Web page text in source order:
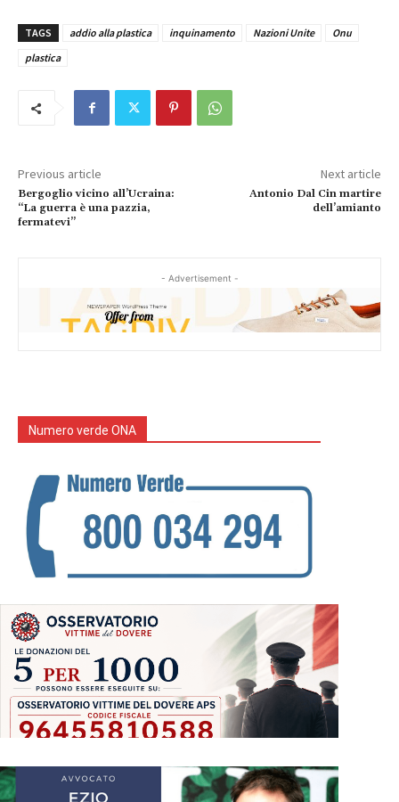
TAGS addio alla plastica inquinamento Nazioni Unite
Onu
plastica
Previous article
Bergoglio vicino all’Ucraina:
“La guerra è una pazzia,
fermatevi”
Next article
Antonio Dal Cin martire
dell’amianto
- Advertisement -
Numero verde ONA